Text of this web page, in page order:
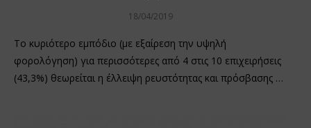
18/04/2019
Tο κυριότερο εμπόδιο (με εξαίρεση την υψηλή
φορολόγηση) για περισσότερες από 4 στις 10 επιχειρήσεις
(43,3%) θεωρείται η έλλειψη ρευστότητας και πρόσβασης …